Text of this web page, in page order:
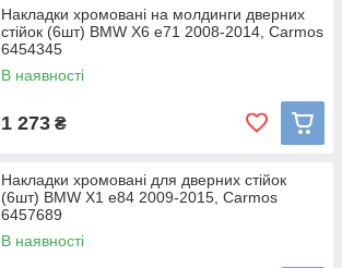
Накладки хромовані на молдинги дверних
стійок (6шт) BMW X6 e71 2008-2014, Carmos
6454345
В наявності
1 273 ₴
Накладки хромовані для дверних стійок
(6шт) BMW X1 e84 2009-2015, Carmos
6457689
В наявності